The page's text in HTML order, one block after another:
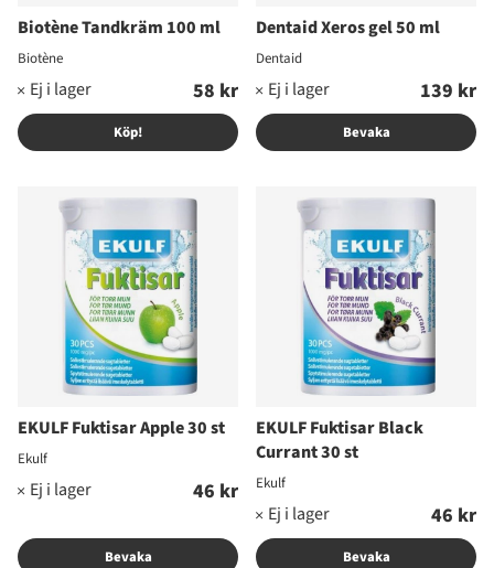
Biotène Tandkräm 100 ml
Biotène
58 kr
Köp!
Dentaid Xeros gel 50 ml
Dentaid
139 kr
Bevaka
EKULF Fuktisar Apple 30 st
Ekulf
46 kr
Bevaka
EKULF Fuktisar Black
Currant 30 st
Ekulf
46 kr
Bevaka